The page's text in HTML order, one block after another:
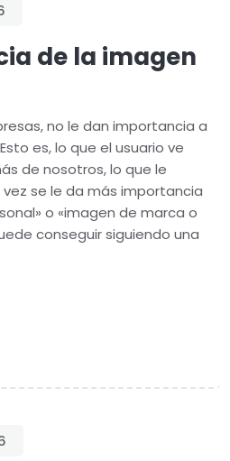
de la imagen
no le dan importancia a
es, lo que el usuario ve
de nosotros, lo que le
se le da más importancia
o «imagen de marca o
conseguir siguiendo una